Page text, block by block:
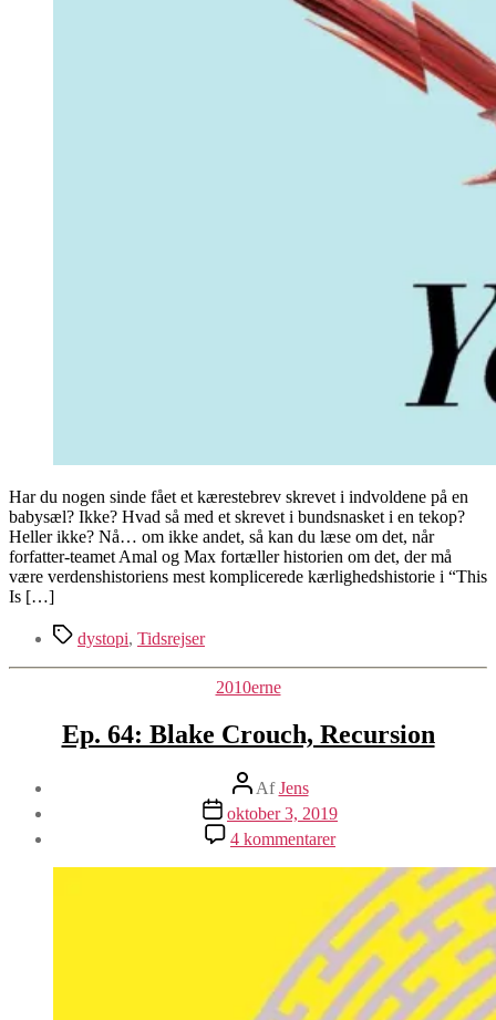
You
Lose
the
Time
Har du nogen sinde fået et kærestebrev skrevet i indvoldene på en
babysæl? Ikke? Hvad så med et skrevet i bundsnasket i en tekop?
Heller ikke? Nå… om ikke andet, så kan du læse om det, når
forfatter-teamet Amal og Max fortæller historien om det, der må
være verdenshistoriens mest komplicerede kærlighedshistorie i “This
Is […]
Tagsdystopi, Tidsrejser
Kategorier
2010erne
Ep. 64: Blake Crouch, Recursion
Indlægsforfatter
AfJens
Indlægsdato
oktober 3, 2019
4 kommentarertil
Ep.
64:
Blake
Crouch,
Recursion